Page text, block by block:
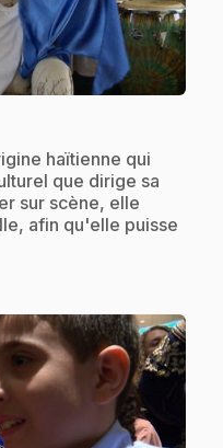
haïtienne qui
que dirige sa
sur scène, elle
afin qu'elle puisse